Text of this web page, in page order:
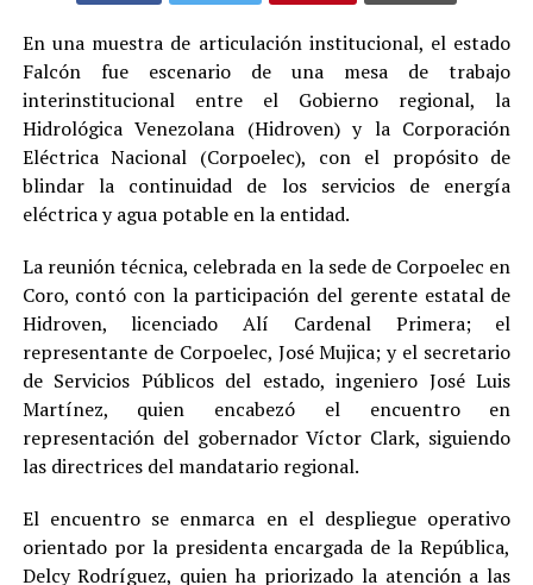
En una muestra de articulación institucional, el estado
Falcón fue escenario de una mesa de trabajo
interinstitucional entre el Gobierno regional, la
Hidrológica Venezolana (Hidroven) y la Corporación
Eléctrica Nacional (Corpoelec), con el propósito de
blindar la continuidad de los servicios de energía
eléctrica y agua potable en la entidad.
La reunión técnica, celebrada en la sede de Corpoelec en
Coro, contó con la participación del gerente estatal de
Hidroven, licenciado Alí Cardenal Primera; el
representante de Corpoelec, José Mujica; y el secretario
de Servicios Públicos del estado, ingeniero José Luis
Martínez, quien encabezó el encuentro en
representación del gobernador Víctor Clark, siguiendo
las directrices del mandatario regional.
El encuentro se enmarca en el despliegue operativo
orientado por la presidenta encargada de la República,
Delcy Rodríguez, quien ha priorizado la atención a las